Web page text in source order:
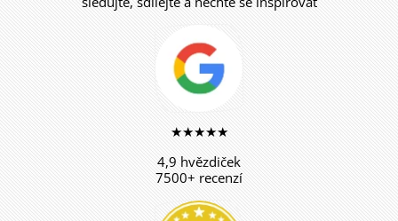
★★★★★
4,9 hvězdiček
7500+ recenzí